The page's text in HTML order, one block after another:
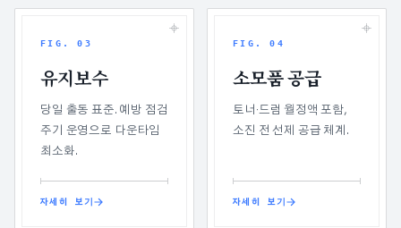
FIG.03
유지보수
당일 출동 표준. 예방 점검
주기 운영으로 다운타임
최소화.
자세히 보기
FIG.04
소모품 공급
토너·드럼 월정액 포함,
소진 전 선제 공급 체계.
자세히 보기